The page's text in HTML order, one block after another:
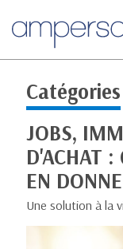
Catégories
JOBS,
D'ACHAT :
EN
Une solution à la